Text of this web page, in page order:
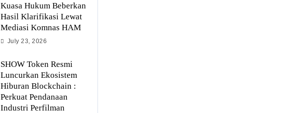
Kuasa Hukum Beberkan
Hasil Klarifikasi Lewat
Mediasi Komnas HAM
July 23, 2026
SHOW Token Resmi
Luncurkan Ekosistem
Hiburan Blockchain :
Perkuat Pendanaan
Industri Perfilman